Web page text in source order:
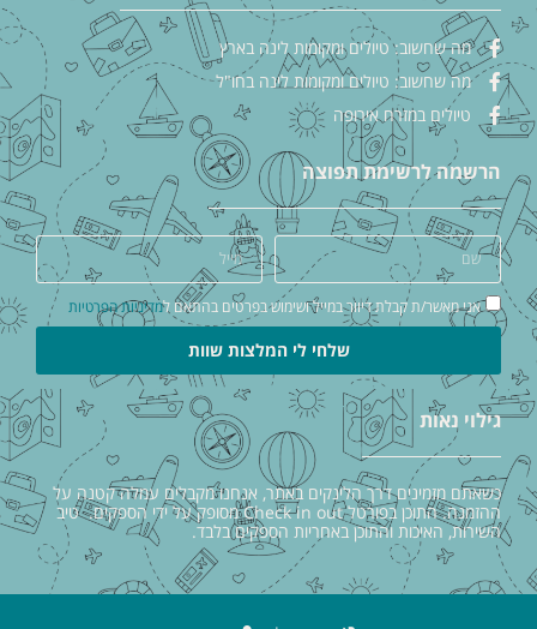
מה שחשוב: טיולים ומקומות לינה בארץ
מה שחשוב: טיולים ומקומות לינה בחו"ל
טיולים במזרח אירופה
הרשמה לרשימת תפוצה
אני מאשר/ת קבלת דיוור במייל ושימוש בפרטים בהתאם למדיניות הפרטיות
שלחי לי המלצות שוות
גילוי נאות
כשאתם מזמינים דרך הלינקים באתר, אנחנו מקבלים עמלה קטנה על
ההזמנה. התוכן בפורטל Check in out מסופק על ידי הספקים. טיב
השירות, האיכות והתוכן באחריות הספקים בלבד.